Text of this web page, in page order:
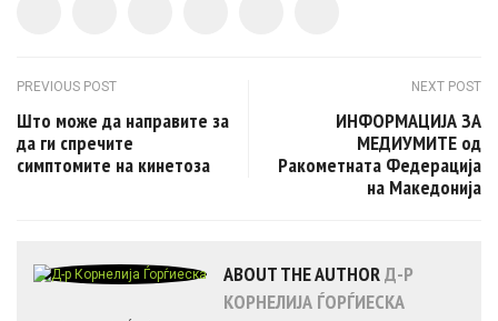
Post navigation
PREVIOUS POST
Што може да направите за
да ги спречите
симптомите на кинетоза
NEXT POST
ИНФОРМАЦИЈА ЗА
МЕДИУМИТЕ од
Ракометната Федерација
на Македонија
ABOUT THE AUTHORД-Р
КОРНЕЛИЈА ЃОРЃИЕСКА